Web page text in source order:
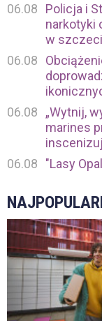
06.08
Policja i
narkotyki
w
06.08
06.08
„Wytnij,
marines
06.08
"Lasy